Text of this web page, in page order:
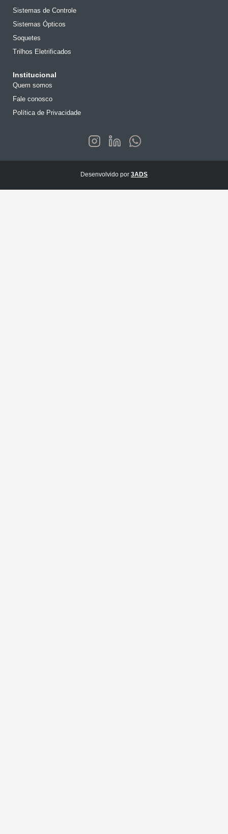
Sistemas de Controle
Sistemas Ópticos
Soquetes
Trilhos Eletrificados
Institucional
Quem somos
Fale conosco
Política de Privacidade
Desenvolvido por 3ADS